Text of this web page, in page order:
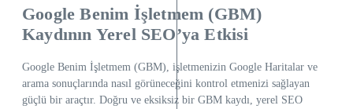
Google Benim İşletmem (GBM)
Kaydının Yerel SEO’ya Etkisi
Google Benim İşletmem (GBM), işletmenizin Google Haritalar ve
arama sonuçlarında nasıl görüneceğini kontrol etmenizi sağlayan
güçlü bir araçtır. Doğru ve eksiksiz bir GBM kaydı, yerel SEO